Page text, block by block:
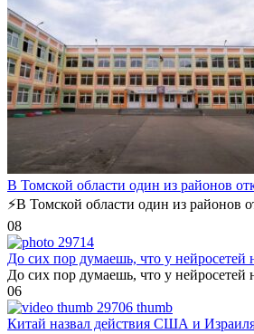
В Томской области один из районов
⚡️В Томской области один из районов
08
До сих пор думаешь, что у
До сих пор думаешь, что у нейросетей
06
Китай назвал действия США и